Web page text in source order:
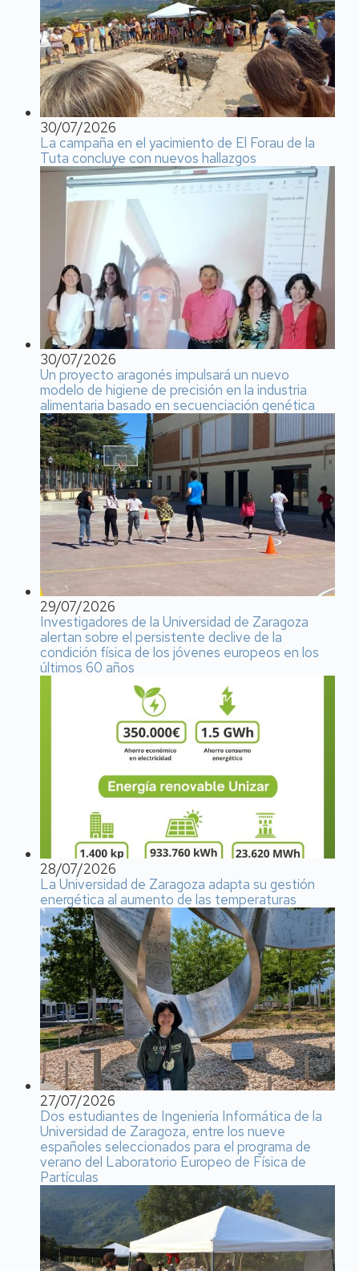
30/07/2026
La campaña en el yacimiento de El Forau de la
Tuta concluye con nuevos hallazgos
30/07/2026
Un proyecto aragonés impulsará un nuevo
modelo de higiene de precisión en la industria
alimentaria basado en secuenciación genética
29/07/2026
Investigadores de la Universidad de Zaragoza
alertan sobre el persistente declive de la
condición física de los jóvenes europeos en los
últimos 60 años
28/07/2026
La Universidad de Zaragoza adapta su gestión
energética al aumento de las temperaturas
27/07/2026
Dos estudiantes de Ingeniería Informática de la
Universidad de Zaragoza, entre los nueve
españoles seleccionados para el programa de
verano del Laboratorio Europeo de Física de
Partículas